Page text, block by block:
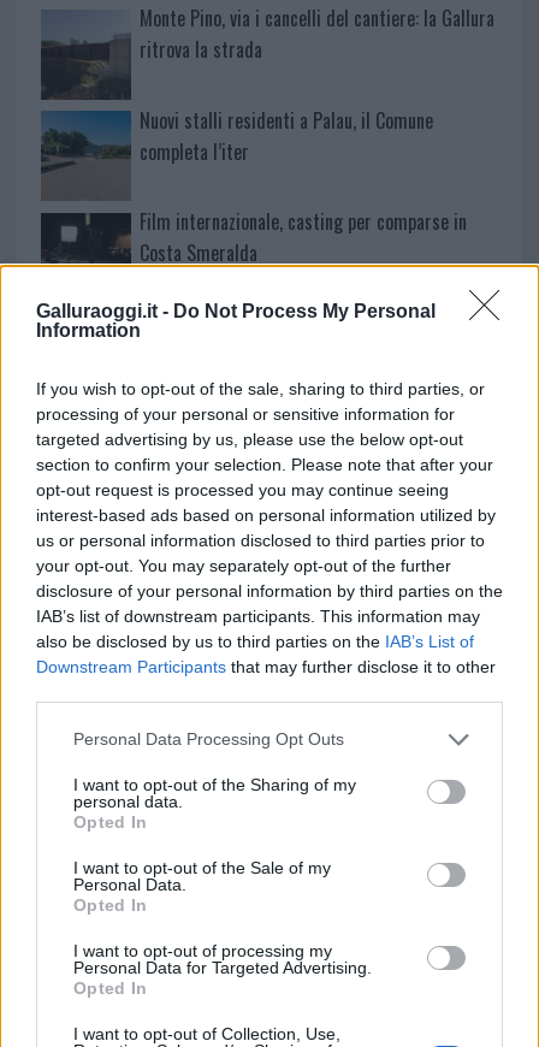
Galluraoggi.it - Do Not Process My Personal
Information
If you wish to opt-out of the sale, sharing to third parties, or
processing of your personal or sensitive information for
targeted advertising by us, please use the below opt-out
section to confirm your selection. Please note that after your
opt-out request is processed you may continue seeing
interest-based ads based on personal information utilized by
us or personal information disclosed to third parties prior to
your opt-out. You may separately opt-out of the further
disclosure of your personal information by third parties on the
IAB’s list of downstream participants. This information may
also be disclosed by us to third parties on the IAB’s List of
Downstream Participants that may further disclose it to other
Please note that this website/app uses one or more Google
not limited to your visit or usage behaviour. You may click to
grant or deny consent to Google and its third-party tags to
use your data for below specified purposes in below Google
consent section.
Personal Data Processing Opt Outs
I want to opt-out of the Sharing of my
personal data.
Opted In
I want to opt-out of the Sale of my
Personal Data.
Opted In
I want to opt-out of processing my
Personal Data for Targeted Advertising.
Opted In
I want to opt-out of Collection, Use,
Monte Pino, via i cancelli del cantiere: la Gallura
ritrova la strada
Nuovi stalli residenti a Palau, il Comune
completa l’iter
Film internazionale, casting per comparse in
Costa Smeralda
Porto Rotondo ospita la grande sfida della vela
Controlli all’aeroporto di Olbia, sequestrati
caviale e sabbia rubata
Migliori cliniche di estetica medicale avanzata
in Europa: classifica dei 5 centri di riferimento
pe…
NECROLOGIE
Mario Malu